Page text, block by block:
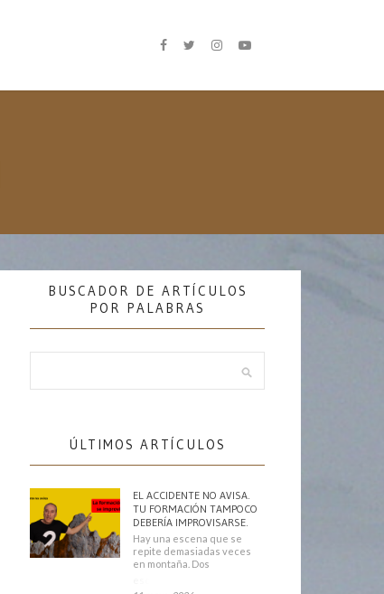
BUSCADOR DE ARTÍCULOS
POR PALABRAS
ÚLTIMOS ARTÍCULOS
EL ACCIDENTE NO AVISA.
TU FORMACIÓN TAMPOCO
DEBERÍA IMPROVISARSE.
Hay una escena que se
repite demasiadas veces
en montaña. Dos